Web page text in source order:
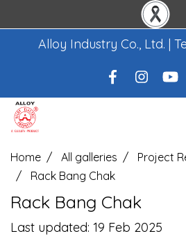
Alloy Industry Co., Ltd. |
Home All galleries
Project
Rack Bang Chak
Rack Bang Chak
Last updated: 19 Feb 2025